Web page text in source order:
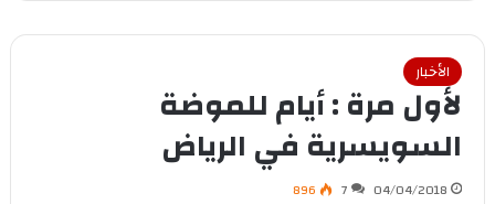
الأخبار
لأول مرة : أيام للموضة
السويسرية في الرياض
04/04/2018
7
896